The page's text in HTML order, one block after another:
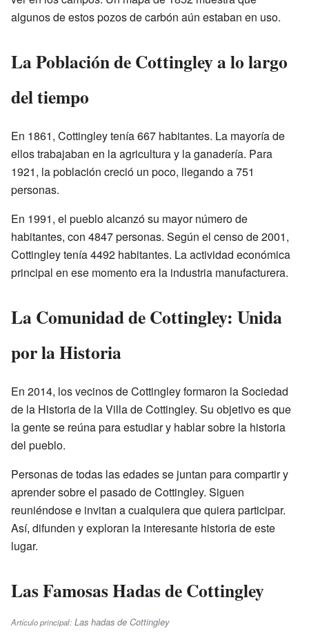
algunos de estos pozos de carbón aún estaban en uso.
La Población de Cottingley a lo largo
del tiempo
En 1861, Cottingley tenía 667 habitantes. La mayoría de
ellos trabajaban en la agricultura y la ganadería. Para
1921, la población creció un poco, llegando a 751
personas.
En 1991, el pueblo alcanzó su mayor número de
habitantes, con 4847 personas. Según el censo de 2001,
Cottingley tenía 4492 habitantes. La actividad económica
principal en ese momento era la industria manufacturera.
La Comunidad de Cottingley: Unida
por la Historia
En 2014, los vecinos de Cottingley formaron la Sociedad
de la Historia de la Villa de Cottingley. Su objetivo es que
la gente se reúna para estudiar y hablar sobre la historia
del pueblo.
Personas de todas las edades se juntan para compartir y
aprender sobre el pasado de Cottingley. Siguen
reuniéndose e invitan a cualquiera que quiera participar.
Así, difunden y exploran la interesante historia de este
lugar.
Las Famosas Hadas de Cottingley
Artículo principal: Las hadas de Cottingley